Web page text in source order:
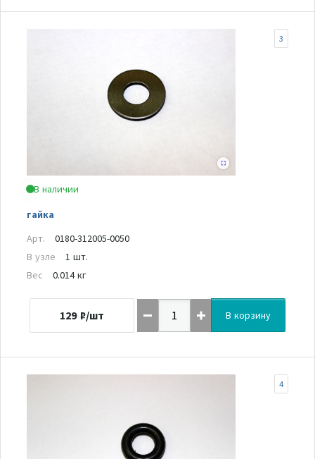
В наличии
гайка
3
Арт.
0180-312005-0050
В узле
1 шт.
Вес
0.014 кг
129 ₽/шт В корзину
4